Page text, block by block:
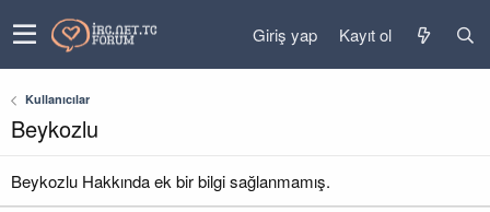
Giriş yap Kayıt ol
Kullanıcılar
Beykozlu
Beykozlu Hakkında ek bir bilgi sağlanmamış.